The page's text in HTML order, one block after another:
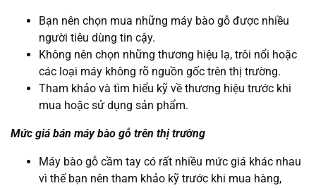
Bạn nên chọn mua những máy bào gỗ được nhiều
người tiêu dùng tin cậy.
Không nên chọn những thương hiệu lạ, trôi nổi hoặc
các loại máy không rõ nguồn gốc trên thị trường.
Tham khảo và tìm hiểu kỹ về thương hiệu trước khi
mua hoặc sử dụng sản phẩm.
Mức giá bán máy bào gỗ trên thị trường
Máy bào gỗ cầm tay có rất nhiều mức giá khác nhau
vì thế bạn nên tham khảo kỹ trước khi mua hàng,